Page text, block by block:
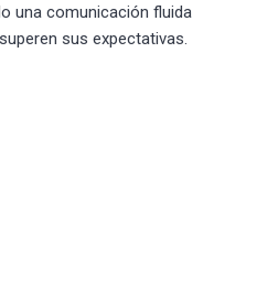
una comunicación fluida
sus expectativas.